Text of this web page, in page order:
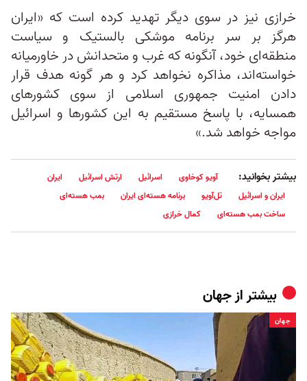
خرازی نیز در سوی دیگر تهدید کرده است که «ایران
هرگز بر سر برنامه موشکی بالستیک و سیاست
منطقه‌ای خود، آنگونه که غرب و متحدانش در خاورمیانه
خواسته‌اند، مذاکره نخواهد کرد و هر گونه هدف قرار
دادن امنیت جمهوری اسلامی از سوی کشورهای
همسایه، با پاسخ مستقیم به این کشورها و اسرائیل
مواجه خواهد شد.»
بیشتر بخوانید: آویو کوخاوی اسرائیل ارتش اسرائیل
ایران
ایران و اسرائیل
تل‌آویو برنامه هسته‌ای ایران
بمب هسته‌ای
ساخت بمب هسته‌ای
کمال خرازی
بیشتر ازجهان
جهان